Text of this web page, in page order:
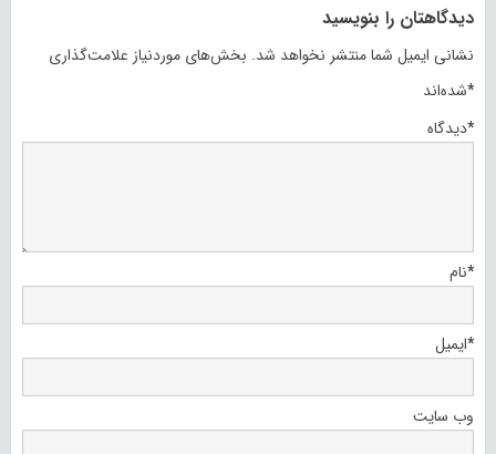
دیدگاهتان را بنویسید
نشانی ایمیل شما منتشر نخواهد شد. بخش‌های موردنیاز علامت‌گذاری
شده‌اند*
دیدگاه*
نام*
ایمیل*
وب‌ سایت